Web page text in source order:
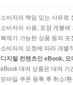
소비자의 책임 있는 사유로
소비자의 사용, 포장 개봉
복제가 가능한 상품 등의
소비자의 요청에 따라 개별
디지털 컨텐츠인 eBook,
eBook 대여 상품은 대여 기
모바일 쿠폰 등록 후 취소/